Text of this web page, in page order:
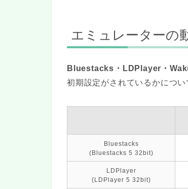
エミュレーターの
Bluestacks・LDPlayer・
初期設定がされているかについ
Bluestacks
(Bluestacks 5 32bit)
LDPlayer
(LDPlayer 5 32bit)